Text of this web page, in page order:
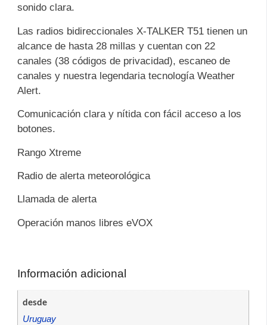
sonido clara.
Las radios bidireccionales X-TALKER T51 tienen un
alcance de hasta 28 millas y cuentan con 22
canales (38 códigos de privacidad), escaneo de
canales y nuestra legendaria tecnología Weather
Alert.
Comunicación clara y nítida con fácil acceso a los
botones.
Rango Xtreme
Radio de alerta meteorológica
Llamada de alerta
Operación manos libres eVOX
Información adicional
desde
Uruguay